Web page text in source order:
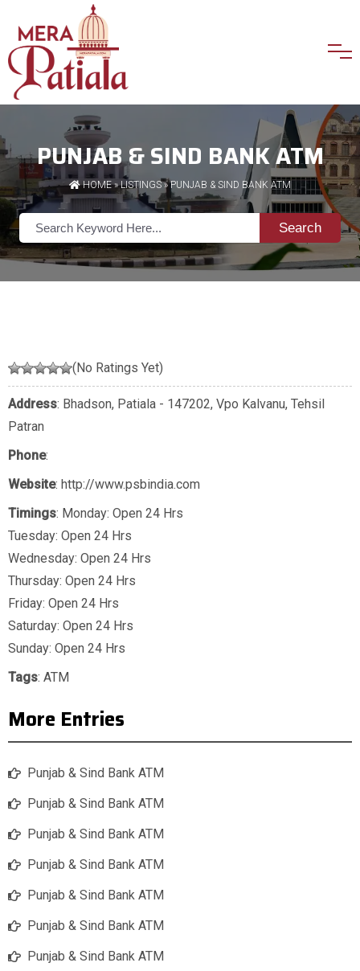
PUNJAB & SIND BANK ATM
HOME»LISTINGS» PUNJAB & SIND BANK ATM
Search
(No Ratings Yet)
Address: Bhadson, Patiala - 147202, Vpo Kalvanu, Tehsil
Patran
Phone:
Website: http://www.psbindia.com
Timings: Monday: Open 24 Hrs
Tuesday: Open 24 Hrs
Wednesday: Open 24 Hrs
Thursday: Open 24 Hrs
Friday: Open 24 Hrs
Saturday: Open 24 Hrs
Sunday: Open 24 Hrs
Tags: ATM
More Entries
Punjab & Sind Bank ATM
Punjab & Sind Bank ATM
Punjab & Sind Bank ATM
Punjab & Sind Bank ATM
Punjab & Sind Bank ATM
Punjab & Sind Bank ATM
Punjab & Sind Bank ATM